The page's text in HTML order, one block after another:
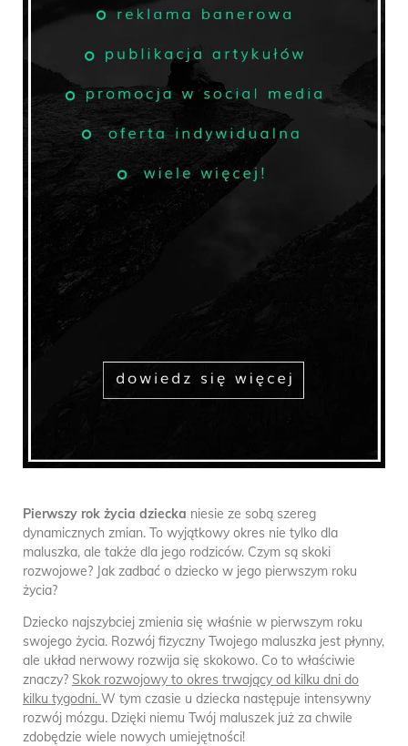
Pierwszy rok życia dziecka niesie ze sobą szereg
dynamicznych zmian. To wyjątkowy okres nie tylko dla
maluszka, ale także dla jego rodziców. Czym są skoki
rozwojowe? Jak zadbać o dziecko w jego pierwszym roku
życia?
Dziecko najszybciej zmienia się właśnie w pierwszym roku
swojego życia. Rozwój fizyczny Twojego maluszka jest płynny,
ale układ nerwowy rozwija się skokowo. Co to właściwie
znaczy? Skok rozwojowy to okres trwający od kilku dni do
kilku tygodni. W tym czasie u dziecka następuje intensywny
rozwój mózgu. Dzięki niemu Twój maluszek już za chwile
zdobędzie wiele nowych umiejętności!